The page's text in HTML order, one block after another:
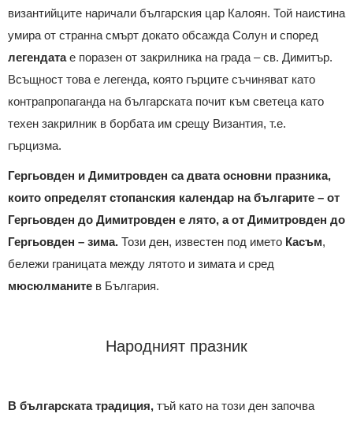
византийците наричали българския цар Калоян. Той наистина
умира от странна смърт докато обсажда Солун и според
легендатае поразен от закрилника на града – св. Димитър.
Всъщност това е легенда, която гърците съчиняват като
контрапропаганда на българската почит към светеца като
техен закрилник в борбата им срещу Византия, т.е.
гърцизма.
Гергьовден и Димитровден са двата основни празника,
които определят стопанския календар на българите – от
Гергьовден до Димитровден е лято, а от Димитровден до
Гергьовден – зима. Този ден, известен под името Касъм,
бележи границата между лятото и зимата и сред
мюсюлманите в България.
Народният празник
В българската традиция, тъй като на този ден започва